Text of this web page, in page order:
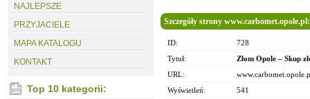
NAJLEPSZE
PRZYJACIELE
MAPA KATALOGU
KONTAKT
Top 10 kategorii:
Szczegóły strony www.carbomet.opole.pl:
ID:
728
Tytuł:
Złom Opole – Skup
URL:
Wyświetleń:
541